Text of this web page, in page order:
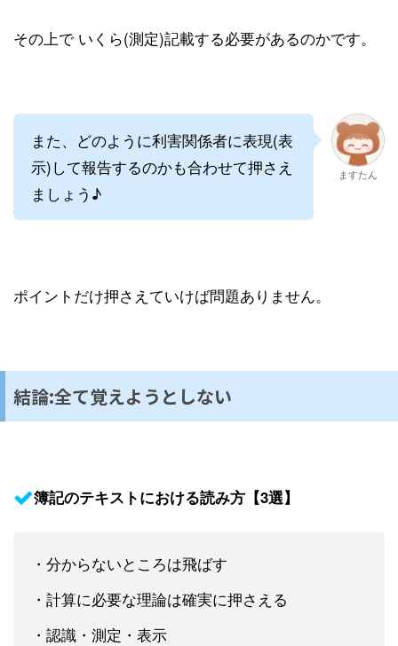
その上で いくら(測定)記載する必要があるのかです。
また、どのように利害関係者に表現(表
示)して報告するのかも合わせて押さえ
ましょう♪
ますたん
ポイントだけ押さえていけば問題ありません。
結論:全て覚えようとしない
簿記のテキストにおける読み方【3選】
・分からないところは飛ばす
・計算に必要な理論は確実に押さえる
・認識・測定・表示